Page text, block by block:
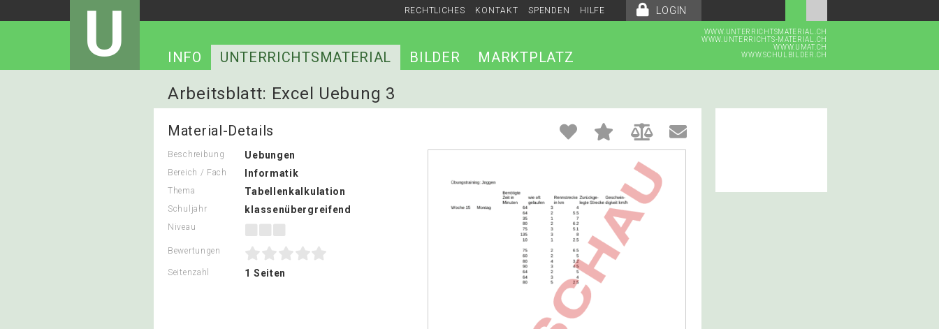
LOGIN
RECHTLICHES KONTAKT SPENDEN HILFE
U
WWW.UNTERRICHTSMATERIAL.CH
WWW.UNTERRICHTS-MATERIAL.CH
WWW.UMAT.CH
WWW.SCHULBILDER.CH
INFO UNTERRICHTSMATERIAL BILDER MARKTPLATZ
Arbeitsblatt: Excel Uebung 3
Material-Details
Beschreibung Uebungen
Bereich / Fach Informatik
Thema Tabellenkalkulation
Schuljahr klassenübergreifend
Niveau
Bewertungen
Seitenzahl 1 Seiten